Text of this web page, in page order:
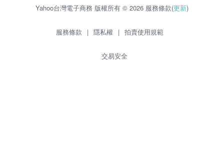
Yahoo台灣電子商務 版權所有 © 2026 服務條款(更新)
服務條款 | 隱私權 | 拍賣使用規範
交易安全